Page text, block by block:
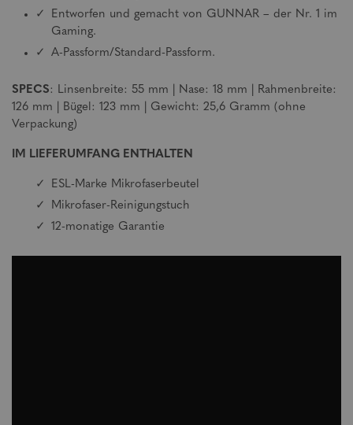
Entworfen und gemacht von GUNNAR – der Nr. 1 im
Gaming.
A-Passform/Standard-Passform.
SPECS: Linsenbreite: 55 mm | Nase: 18 mm | Rahmenbreite:
126 mm | Bügel: 123 mm | Gewicht: 25,6 Gramm (ohne
Verpackung)
IM LIEFERUMFANG ENTHALTEN
ESL-Marke Mikrofaserbeutel
Mikrofaser-Reinigungstuch
12-monatige Garantie